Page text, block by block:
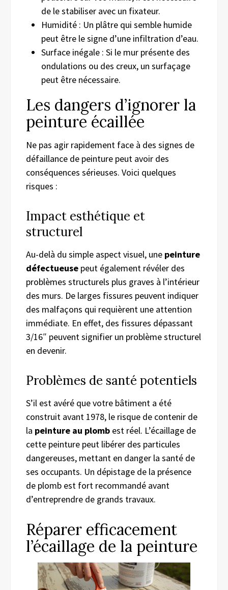
de le stabiliser avec un fixateur.
Humidité : Un plâtre qui semble humide
peut être le signe d’une infiltration d’eau.
Surface inégale : Si le mur présente des
ondulations ou des creux, un surfaçage
peut être nécessaire.
Les dangers d’ignorer la
peinture écaillée
Ne pas agir rapidement face à des signes de
défaillance de peinture peut avoir des
conséquences sérieuses. Voici quelques
risques :
Impact esthétique et
structurel
Au-delà du simple aspect visuel, une peinture
défectueuse peut également révéler des
problèmes structurels plus graves à l’intérieur
des murs. De larges fissures peuvent indiquer
des malfaçons qui requièrent une attention
immédiate. En effet, des fissures dépassant
3/16″ peuvent signifier un problème structurel
en devenir.
Problèmes de santé potentiels
S’il est avéré que votre bâtiment a été
construit avant 1978, le risque de contenir de
la peinture au plomb est réel. L’écaillage de
cette peinture peut libérer des particules
dangereuses, mettant en danger la santé de
ses occupants. Un dépistage de la présence
de plomb est fort recommandé avant
d’entreprendre de grands travaux.
Réparer efficacement
l’écaillage de la peinture